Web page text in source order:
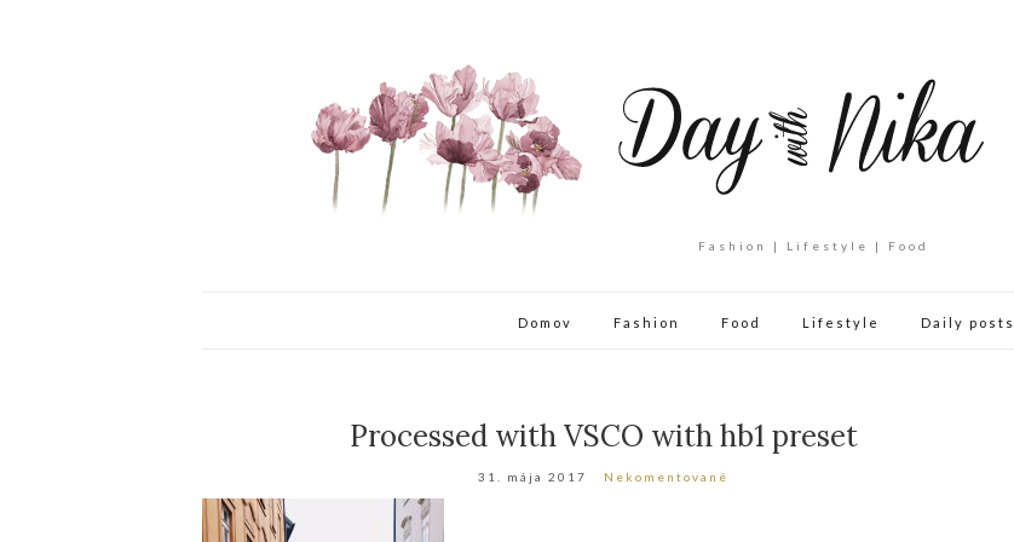
Fashion | Lifestyle | Food
Domov Fashion Food Lifestyle Daily posts
Processed with VSCO with hb1 preset
31. mája 2017 Nekomentované